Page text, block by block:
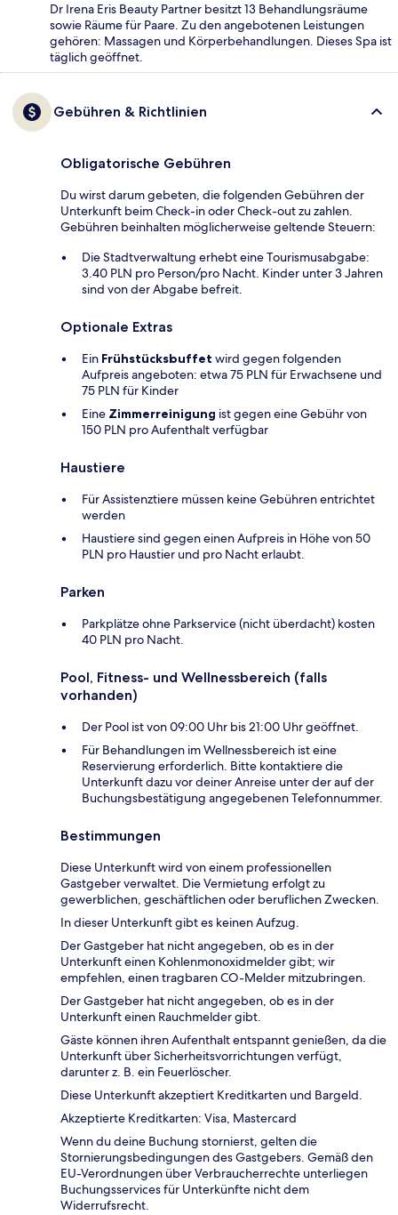
Dr Irena Eris Beauty Partner besitzt 13 Behandlungsräume
sowie Räume für Paare. Zu den angebotenen Leistungen
gehören: Massagen und Körperbehandlungen. Dieses Spa ist
täglich geöffnet.
Gebühren & Richtlinien
Obligatorische Gebühren
Du wirst darum gebeten, die folgenden Gebühren der
Unterkunft beim Check-in oder Check-out zu zahlen.
Gebühren beinhalten möglicherweise geltende Steuern:
Die Stadtverwaltung erhebt eine Tourismusabgabe:
3.40 PLN pro Person/pro Nacht. Kinder unter 3 Jahren
sind von der Abgabe befreit.
Optionale Extras
Ein Frühstücksbuffet wird gegen folgenden
Aufpreis angeboten: etwa 75 PLN für Erwachsene und
75 PLN für Kinder
Eine Zimmerreinigung ist gegen eine Gebühr von
150 PLN pro Aufenthalt verfügbar
Haustiere
Für Assistenztiere müssen keine Gebühren entrichtet
werden
Haustiere sind gegen einen Aufpreis in Höhe von 50
PLN pro Haustier und pro Nacht erlaubt.
Parken
Parkplätze ohne Parkservice (nicht überdacht) kosten
40 PLN pro Nacht.
Pool, Fitness- und Wellnessbereich (falls
vorhanden)
Der Pool ist von 09:00 Uhr bis 21:00 Uhr geöffnet.
Für Behandlungen im Wellnessbereich ist eine
Reservierung erforderlich. Bitte kontaktiere die
Unterkunft dazu vor deiner Anreise unter der auf der
Buchungsbestätigung angegebenen Telefonnummer.
Bestimmungen
Diese Unterkunft wird von einem professionellen
Gastgeber verwaltet. Die Vermietung erfolgt zu
gewerblichen, geschäftlichen oder beruflichen Zwecken.
In dieser Unterkunft gibt es keinen Aufzug.
Der Gastgeber hat nicht angegeben, ob es in der
Unterkunft einen Kohlenmonoxidmelder gibt; wir
empfehlen, einen tragbaren CO-Melder mitzubringen.
Der Gastgeber hat nicht angegeben, ob es in der
Unterkunft einen Rauchmelder gibt.
Gäste können ihren Aufenthalt entspannt genießen, da die
Unterkunft über Sicherheitsvorrichtungen verfügt,
darunter z. B. ein Feuerlöscher.
Diese Unterkunft akzeptiert Kreditkarten und Bargeld.
Akzeptierte Kreditkarten: Visa, Mastercard
Wenn du deine Buchung stornierst, gelten die
Stornierungsbedingungen des Gastgebers. Gemäß den
EU-Verordnungen über Verbraucherrechte unterliegen
Buchungsservices für Unterkünfte nicht dem
Widerrufsrecht.